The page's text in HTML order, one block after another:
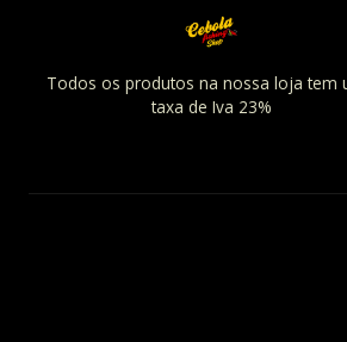
Todos os produtos na nossa loja tem
taxa de Iva 23%